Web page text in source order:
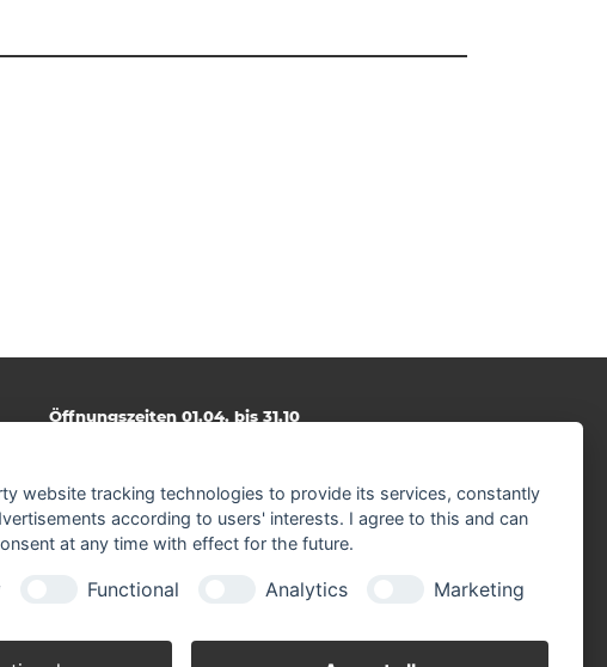
Öffnungszeiten 01.04. bis 31.10
Samstag
07.30 - 12.00 Uhr
Öffnungszeiten 01.11. bis 31.03.
07.30 - 17.00 Uhr
07.30 - 12.00 Uhr
website tracking technologies to provide its services, constantly
according to users' interests. I agree to this and can
at any time with effect for the future.
Functional Analytics Marketing